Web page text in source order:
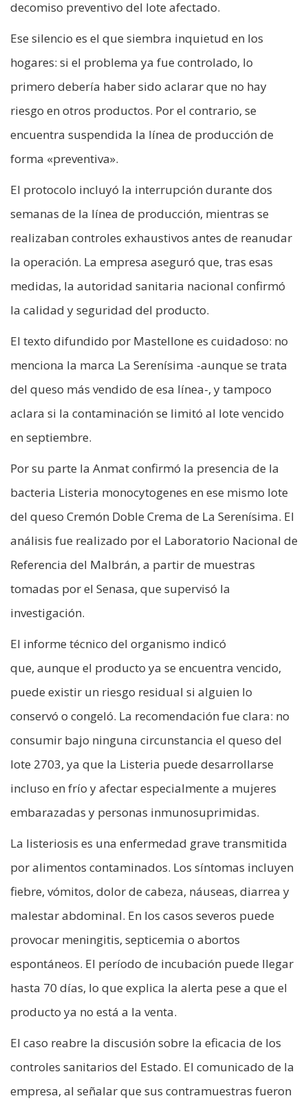
decomiso preventivo del lote afectado.
Ese silencio es el que siembra inquietud en los
hogares: si el problema ya fue controlado, lo
primero debería haber sido aclarar que no hay
riesgo en otros productos. Por el contrario, se
encuentra suspendida la línea de producción de
forma «preventiva».
El protocolo incluyó la interrupción durante dos
semanas de la línea de producción, mientras se
realizaban controles exhaustivos antes de reanudar
la operación. La empresa aseguró que, tras esas
medidas, la autoridad sanitaria nacional confirmó
la calidad y seguridad del producto.
El texto difundido por Mastellone es cuidadoso: no
menciona la marca La Serenísima -aunque se trata
del queso más vendido de esa línea-, y tampoco
aclara si la contaminación se limitó al lote vencido
en septiembre.
Por su parte la Anmat confirmó la presencia de la
bacteria Listeria monocytogenes en ese mismo lote
del queso Cremón Doble Crema de La Serenísima. El
análisis fue realizado por el Laboratorio Nacional de
Referencia del Malbrán, a partir de muestras
tomadas por el Senasa, que supervisó la
investigación.
El informe técnico del organismo indicó
que, aunque el producto ya se encuentra vencido,
puede existir un riesgo residual si alguien lo
conservó o congeló. La recomendación fue clara: no
consumir bajo ninguna circunstancia el queso del
lote 2703, ya que la Listeria puede desarrollarse
incluso en frío y afectar especialmente a mujeres
embarazadas y personas inmunosuprimidas.
La listeriosis es una enfermedad grave transmitida
por alimentos contaminados. Los síntomas incluyen
fiebre, vómitos, dolor de cabeza, náuseas, diarrea y
malestar abdominal. En los casos severos puede
provocar meningitis, septicemia o abortos
espontáneos. El período de incubación puede llegar
hasta 70 días, lo que explica la alerta pese a que el
producto ya no está a la venta.
El caso reabre la discusión sobre la eficacia de los
controles sanitarios del Estado. El comunicado de la
empresa, al señalar que sus contramuestras fueron